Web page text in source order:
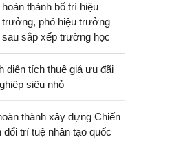
hoàn thành bố trí hiệu
trưởng, phó hiệu trưởng
sau sắp xếp trường học
diện tích thuê giá ưu đãi
siêu nhỏ
thành xây dựng Chiến
trí tuệ nhân tạo quốc